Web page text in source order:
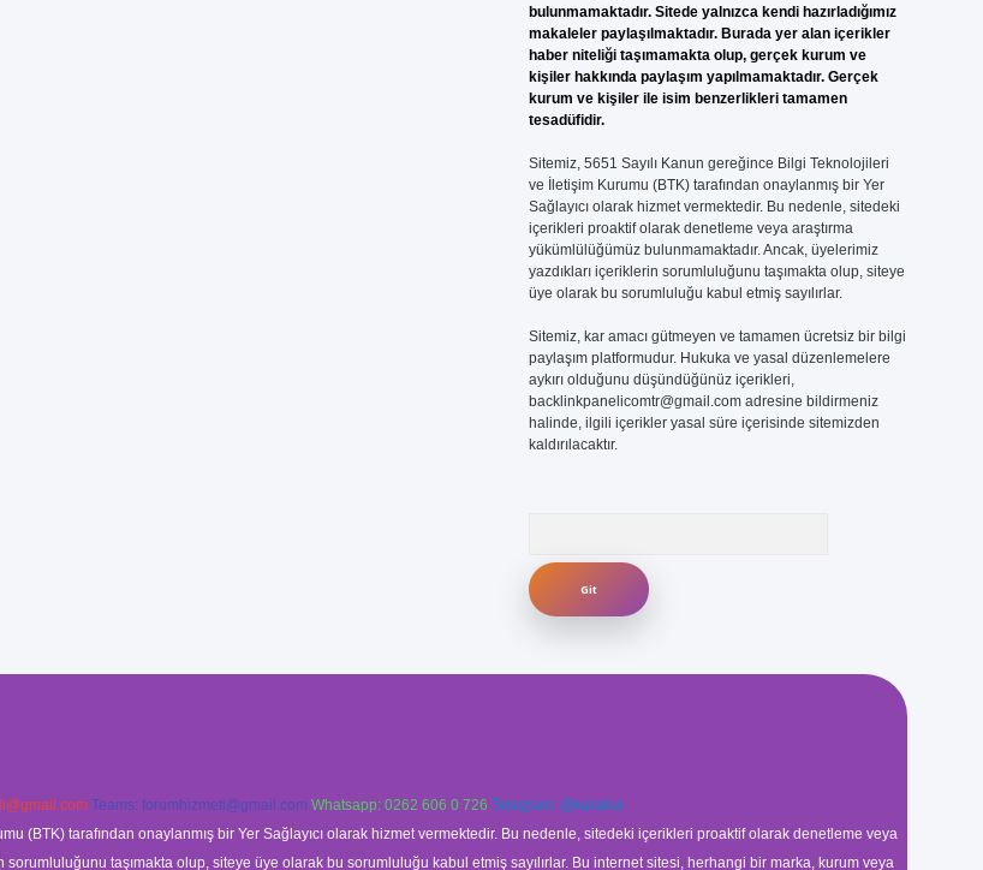
bulunmamaktadır. Sitede yalnızca kendi hazırladığımız
makaleler paylaşılmaktadır. Burada yer alan içerikler
haber niteliği taşımamakta olup, gerçek kurum ve
kişiler hakkında paylaşım yapılmamaktadır. Gerçek
kurum ve kişiler ile isim benzerlikleri tamamen
tesadüfidir.
Sitemiz, 5651 Sayılı Kanun gereğince Bilgi Teknolojileri
ve İletişim Kurumu (BTK) tarafından onaylanmış bir Yer
Sağlayıcı olarak hizmet vermektedir. Bu nedenle, sitedeki
içerikleri proaktif olarak denetleme veya araştırma
yükümlülüğümüz bulunmamaktadır. Ancak, üyelerimiz
yazdıkları içeriklerin sorumluluğunu taşımakta olup, siteye
üye olarak bu sorumluluğu kabul etmiş sayılırlar.
Sitemiz, kar amacı gütmeyen ve tamamen ücretsiz bir bilgi
paylaşım platformudur. Hukuka ve yasal düzenlemelere
aykırı olduğunu düşündüğünüz içerikleri,
backlinkpanelicomtr@gmail.comadresine bildirmeniz
halinde, ilgili içerikler yasal süre içerisinde sitemizden
kaldırılacaktır.
Teams: forumhizmeti@gmail.com Whatsapp: 0262 606 0 726 Telegram: @karabul
(BTK) tarafından onaylanmış bir Yer Sağlayıcı olarak hizmet vermektedir. Bu nedenle, sitedeki içerikleri proaktif olarak denetleme veya
taşımakta olup, siteye üye olarak bu sorumluluğu kabul etmiş sayılırlar. Bu internet sitesi, herhangi bir marka, kurum veya